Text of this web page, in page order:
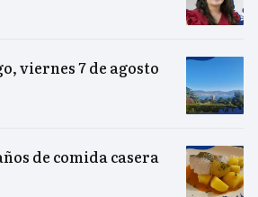
viernes 7 de agosto
de comida casera